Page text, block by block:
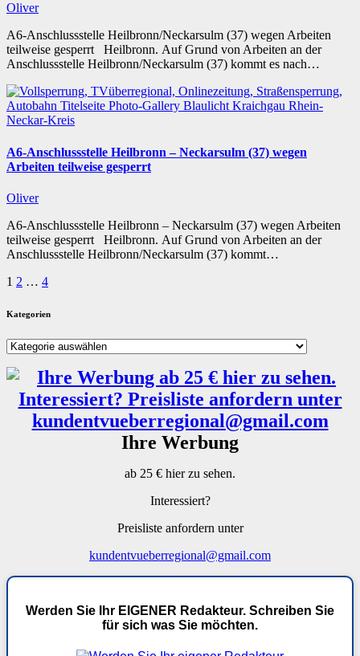
Oliver
A6-Anschlussstelle Heilbronn/Neckarsulm (37) wegen Arbeiten
teilweise gesperrt Heilbronn. Auf Grund von Arbeiten an der
Anschlussstelle Heilbronn/Neckarsulm (37) kommt es nach…
Autobahn Titelseite Photo-Gallery BlaulichtKraichgau Rhein-
Neckar-Kreis
A6-Anschlussstelle Heilbronn – Neckarsulm (37) wegen
Arbeiten teilweise gesperrt
Oliver
A6-Anschlussstelle Heilbronn – Neckarsulm (37) wegen Arbeiten
teilweise gesperrt Heilbronn. Auf Grund von Arbeiten an der
Anschlussstelle Heilbronn/Neckarsulm (37) kommt…
Seitennummerierung
der
1 2 … 4
Kategorien
Kategorien
Ihre Werbung
ab 25 € hier zu sehen.
Interessiert?
Preisliste anfordern unter
kundentvueberregional@gmail.com
Werden Sie Ihr EIGENER Redakteur. Schreiben Sie
für sich was Sie möchten.